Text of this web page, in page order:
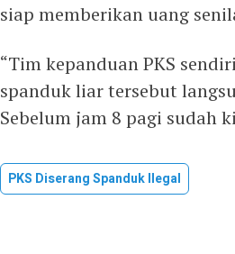
siap memberikan uang
“Tim kepanduan PKS
spanduk liar tersebut
Sebelum jam 8 pagi sudah
PKS Diserang Spanduk Ilegal